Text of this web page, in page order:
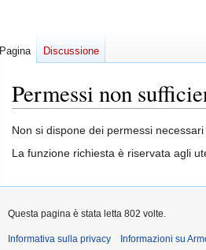
Permessi non
Vai
alla
Vai
alla
Non si dispone dei permessi
La funzione richiesta è riservata agli
Pagina Discussione
Questa pagina è stata letta 802 volte.
Informativa sulla privacy Informazioni su